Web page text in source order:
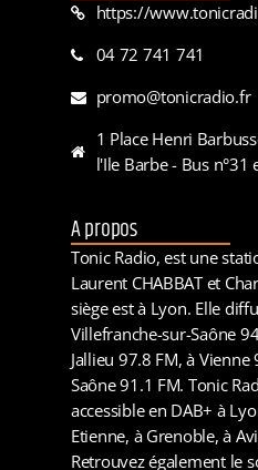
https://
04 72 741 741
promo@tonicradio.fr
1 Place Henri
l'Ile Barbe - Bus n°31
A propos
Tonic Radio, est une
Laurent CHABBAT et
siège est à Lyon. Elle
Villefranche-sur-Saône
Jallieu 97.8 FM, à
Saône 91.1 FM. Tonic
accessible en DAB+ à
Etienne, à Grenoble, à
Retrouvez également le